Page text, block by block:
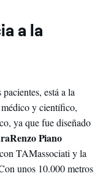
a la
está a la
y científico,
ya que fue diseñado
Renzo Piano
TAMassociati y la
unos 10.000 metros